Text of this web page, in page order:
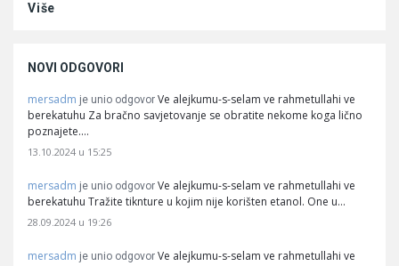
Više
NOVI ODGOVORI
mersadm je unio odgovor Ve alejkumu-s-selam ve rahmetullahi ve
berekatuhu Za bračno savjetovanje se obratite nekome koga lično
poznajete.…
13.10.2024 u 15:25
mersadm je unio odgovor Ve alejkumu-s-selam ve rahmetullahi ve
berekatuhu Tražite tiknture u kojim nije korišten etanol. One u…
28.09.2024 u 19:26
mersadm je unio odgovor Ve alejkumu-s-selam ve rahmetullahi ve